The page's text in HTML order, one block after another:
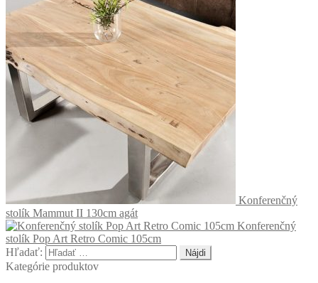
Konferenčný
stolík Mammut II 130cm agát
Konferenčný
stolík Pop Art Retro Comic 105cm
Hľadať:
Kategórie produktov